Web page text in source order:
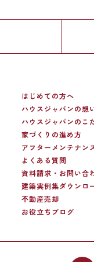
はじめての方へ
ハウスジャパンの想
ハウスジャパンのこ
家づくりの進め方
アフターメンテナン
よくある質問
資料請求・お問い合
建築実例集ダウンロ
不動産売却
お役立ちブログ